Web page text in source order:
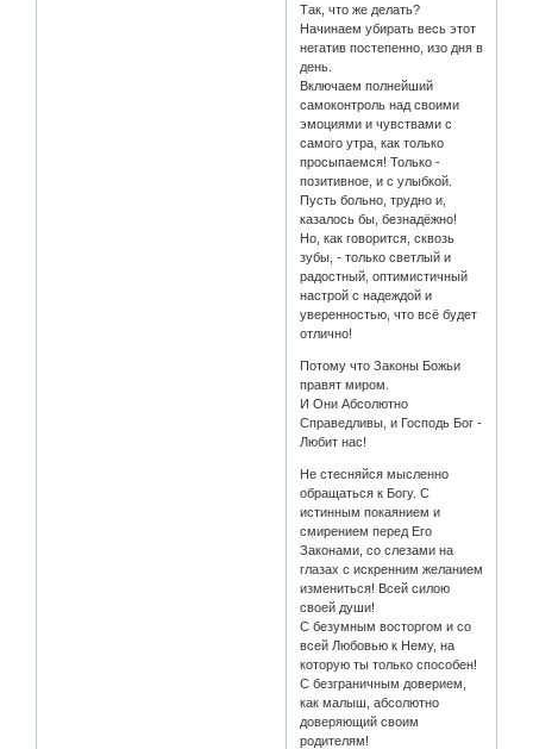
Так, что же делать?
Начинаем убирать весь этот
негатив постепенно, изо дня в
день.
Включаем полнейший
самоконтроль над своими
эмоциями и чувствами с
самого утра, как только
просыпаемся! Только -
позитивное, и с улыбкой.
Пусть больно, трудно и,
казалось бы, безнадёжно!
Но, как говорится, сквозь
зубы, - только светлый и
радостный, оптимистичный
настрой с надеждой и
уверенностью, что всё будет
отлично!
Потому что Законы Божьи
правят миром.
И Они Абсолютно
Справедливы, и Господь Бог -
Любит нас!
Не стесняйся мысленно
обращаться к Богу. С
истинным покаянием и
смирением перед Его
Законами, со слезами на
глазах с искренним желанием
измениться! Всей силою
своей души!
С безумным восторгом и со
всей Любовью к Нему, на
которую ты только способен!
С безграничным доверием,
как малыш, абсолютно
доверяющий своим
родителям!